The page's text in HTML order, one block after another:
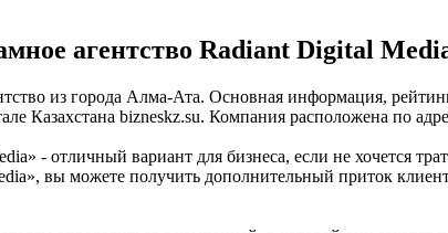
агентство Radiant Digital
из города Алма-Ата. Основная информация,
Казахстана bizneskz.su. Компания расположена по
- отличный вариант для бизнеса, если не хочется
вы можете получить дополнительный приток